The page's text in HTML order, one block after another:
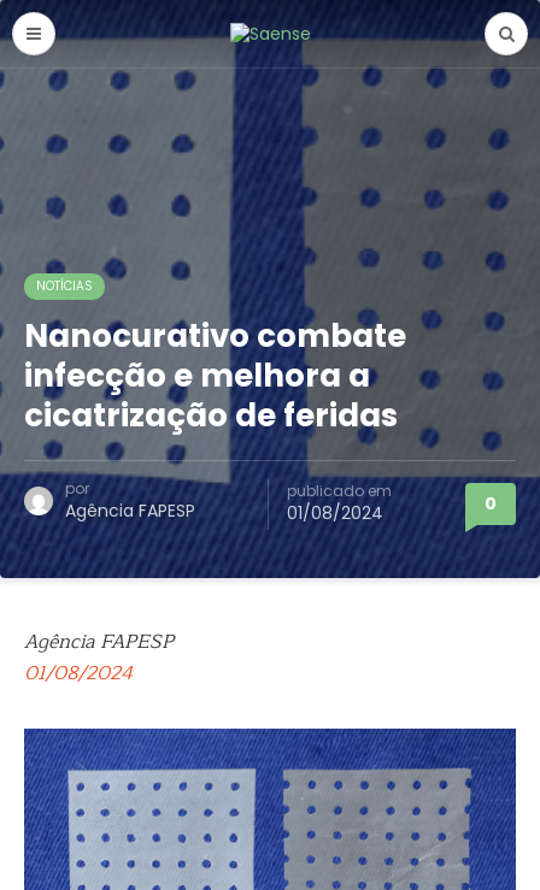
NOTÍCIAS
Nanocurativo combate
infecção e melhora a
cicatrização de feridas
por
Agência FAPESP
publicado em
01/08/2024 0
Agência FAPESP
01/08/2024